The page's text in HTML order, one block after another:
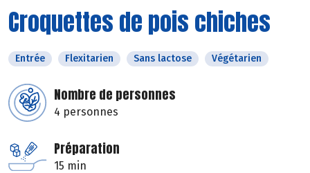
Croquettes de pois chiches
Entrée Flexitarien Sans lactose Végétarien
Nombre de personnes
4 personnes
Préparation
15 min